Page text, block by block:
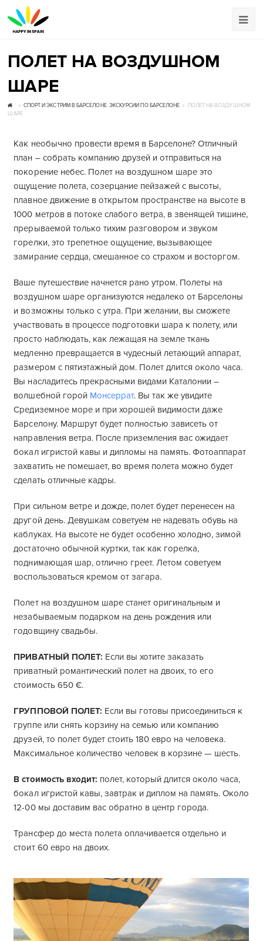
ПОЛЕТ НА ВОЗДУШНОМ
ШАРЕ
СПОРТ И ЭКСТРИМ В БАРСЕЛОНЕ,ЭКСКУРСИИ ПО БАРСЕЛОНЕ
ПОЛЕТ НА ВОЗДУШНОМ
ШАРЕ
Как необычно провести время в Барселоне? Отличный
план – собрать компанию друзей и отправиться на
покорение небес. Полет на воздушном шаре это
ощущение полета, созерцание пейзажей с высоты,
плавное движение в открытом пространстве на высоте в
1000 метров в потоке слабого ветра, в звенящей тишине,
прерываемой только тихим разговором и звуком
горелки, это трепетное ощущение, вызывающее
замирание сердца, смешанное со страхом и восторгом.
Ваше путешествие начнется рано утром. Полеты на
воздушном шаре организуются недалеко от Барселоны
и возможны только с утра. При желании, вы сможете
участвовать в процессе подготовки шара к полету, или
просто наблюдать, как лежащая на земле ткань
медленно превращается в чудесный летающий аппарат,
размером с пятиэтажный дом. Полет длится около часа.
Вы насладитесь прекрасными видами Каталонии –
волшебной горой Монсеррат. Вы так же увидите
Средиземное море и при хорошей видимости даже
Барселону. Маршрут будет полностью зависеть от
направления ветра. После приземления вас ожидает
бокал игристой кавы и дипломы на память. Фотоаппарат
захватить не помешает, во время полета можно будет
сделать отличные кадры.
При сильном ветре и дожде, полет будет перенесен на
другой день. Девушкам советуем не надевать обувь на
каблуках. На высоте не будет особенно холодно, зимой
достаточно обычной куртки, так как горелка,
поднимающая шар, отлично греет. Летом советуем
воспользоваться кремом от загара.
Полет на воздушном шаре станет оригинальным и
незабываемым подарком на день рождения или
годовщину свадьбы.
ПРИВАТНЫЙ ПОЛЕТ: Если вы хотите заказать
приватный романтический полет на двоих, то его
стоимость 650 €.
ГРУППОВОЙ ПОЛЕТ: Если вы готовы присоединиться к
группе или снять корзину на семью или компанию
друзей, то полет будет стоить 180 евро на человека.
Максимальное количество человек в корзине — шесть.
В стоимость входит: полет, который длится около часа,
бокал игристой кавы, завтрак и диплом на память. Около
12-00 мы доставим вас обратно в центр города.
Трансфер до места полета оплачивается отдельно и
стоит 60 евро на двоих.